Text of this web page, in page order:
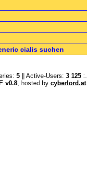
cialis suchen
5|| Active-Users: 3 125:.
v0.8, hosted by cyberlord.at